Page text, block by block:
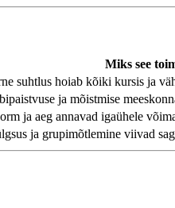
Miks see
suhtlus hoiab kõiki kursis ja
ja mõistmise
ja aeg annavad igaühele
ja grupimõtlemine viivad